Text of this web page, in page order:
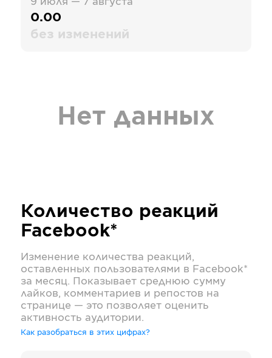
0.00
без изменений
Нет данных
Количество реакций
Facebook*
Изменение количества реакций,
оставленных пользователями в Facebook*
за месяц. Показывает среднюю сумму
лайков, комментариев и репостов на
странице — это позволяет оценить
активность аудитории.
Как разобраться в этих цифрах?